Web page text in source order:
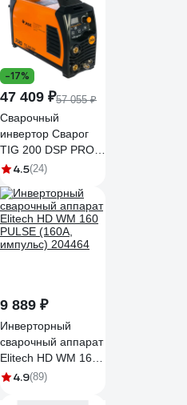
-17%
47 409 ₽57 055 ₽
Сварочный
инвертор Сварог
TIG 200 DSP PRO
W207 00000091581
4.5(24)
9 889 ₽
Инверторный
сварочный аппарат
Elitech HD WM 160
PULSE (160А,
4.9(89)